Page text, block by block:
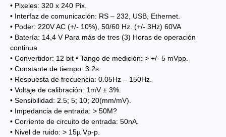
• Pixeles: 320 x 240 Pix.
• Interfaz de comunicación: RS – 232, USB, Ethernet.
• Poder: 220V AC (+/- 10%), 50/60 Hz. (+/- 3Hz) 60VA
• Batería: 14,4 V Para más de tres (3) Horas de operación
continua
• Convertidor: 12 bit • Tango de medición: > +/- 5 mVpp.
• Constante de tiempo: 3.2s.
• Respuesta de frecuencia: 0.05Hz – 150Hz.
• Voltaje de calibración: 1mV ± 3%.
• Sensibilidad: 2.5; 5; 10; 20(mm/mV).
• Impedancia de entrada: > 50M?
• Corriente de circuito de entrada: 50nA.
• Nivel de ruido: > 15µ Vp-p.